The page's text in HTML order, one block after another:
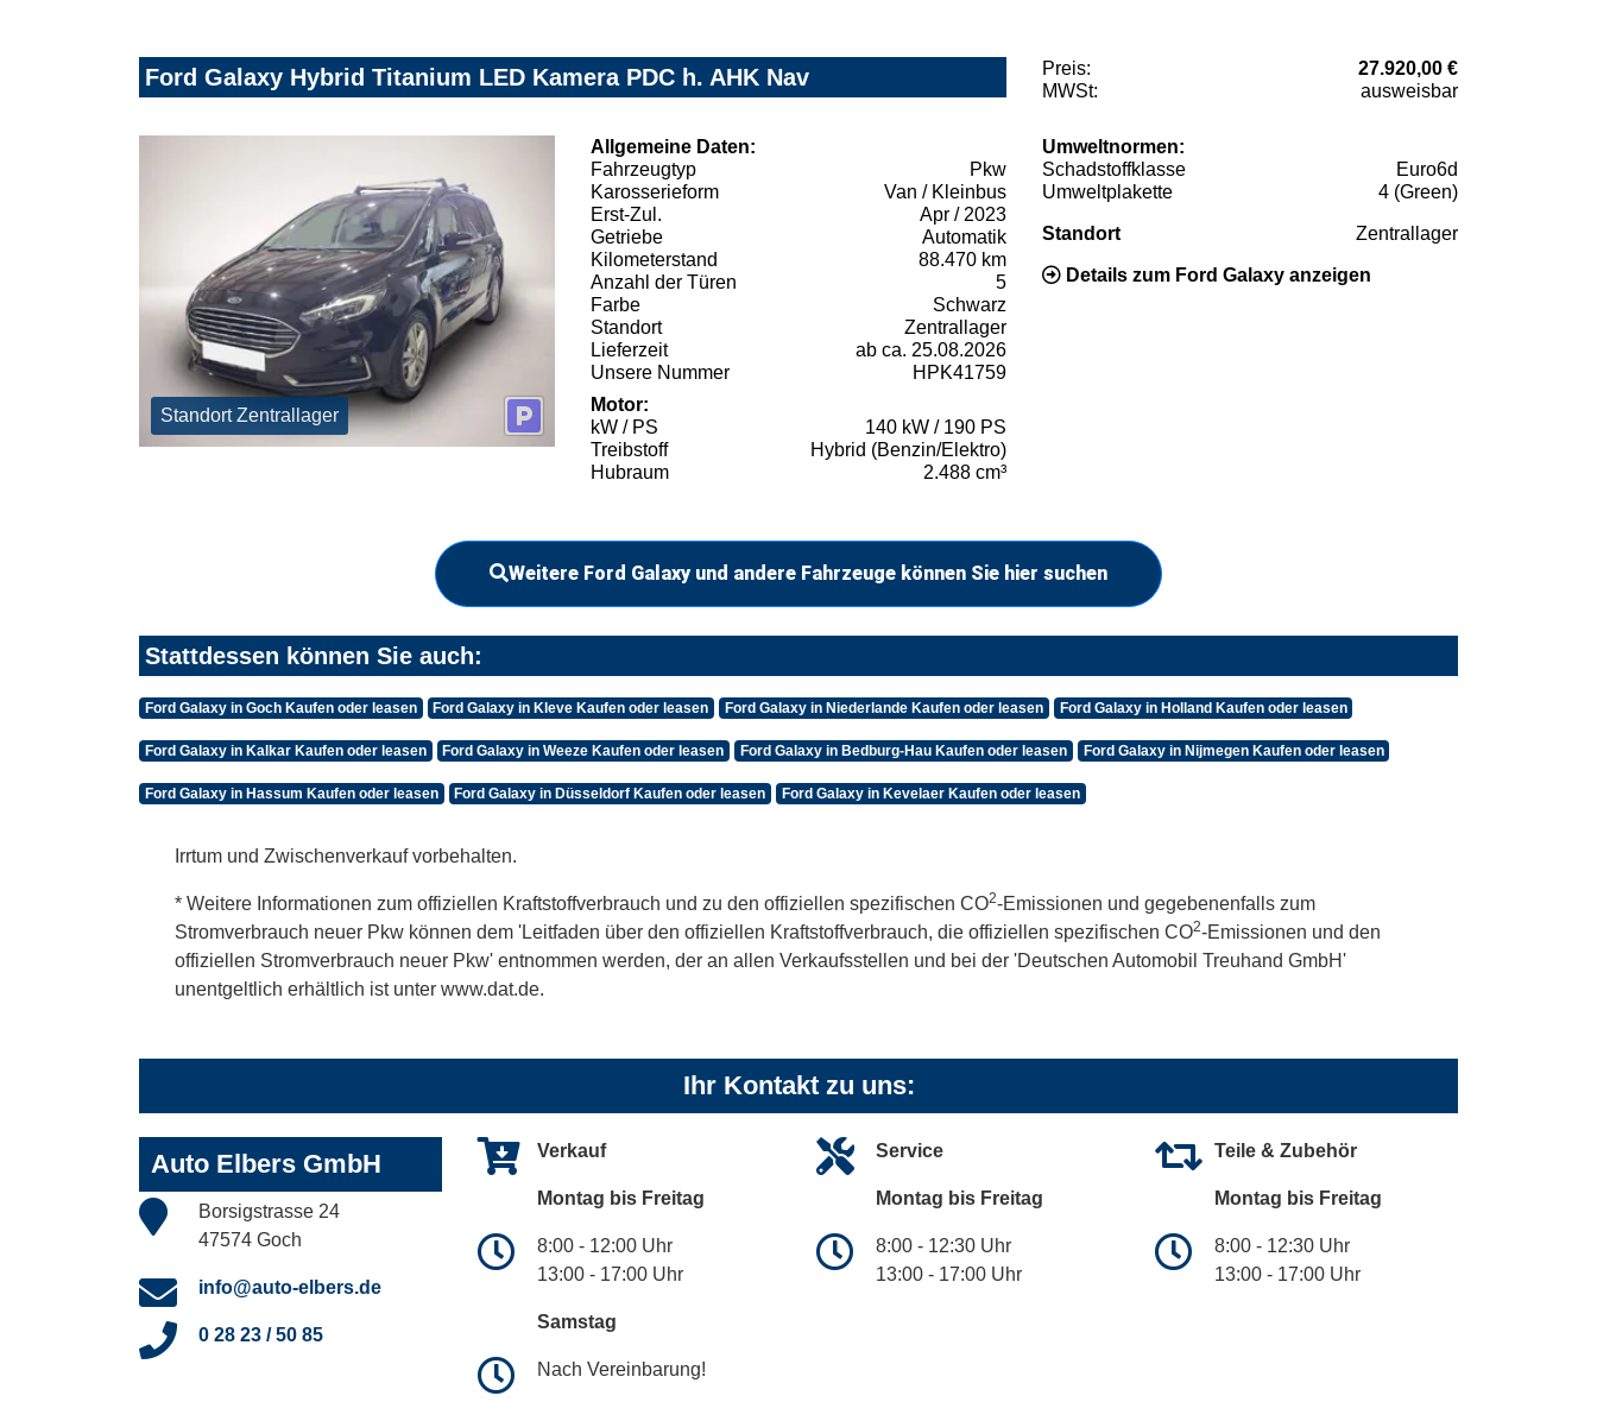
Ford Galaxy Hybrid Titanium LED Kamera PDC h. AHK Nav Preis:
27.920,00 €
MWSt:
ausweisbar
Standort Zentrallager
Allgemeine Daten:
Fahrzeugtyp
Pkw
Karosserieform
Van / Kleinbus
Erst-Zul.
Apr / 2023
Getriebe
Automatik
Kilometerstand
88.470 km
Anzahl der Türen
5
Farbe
Schwarz
Standort
Zentrallager
Lieferzeit
ab ca. 25.08.2026
Unsere Nummer
HPK41759
Motor:
kW / PS
140 kW / 190 PS
Treibstoff
Hybrid (Benzin/Elektro)
Hubraum
2.488 cm³
Umweltnormen:
Schadstoffklasse
Euro6d
Umweltplakette
4 (Green)
Standort Zentrallager
Details zum Ford Galaxy anzeigen
Weitere Ford Galaxy und andere Fahrzeuge können Sie hier suchen
Stattdessen können Sie auch:
Ford Galaxy in Goch Kaufen oder leasen Ford Galaxy in Kleve Kaufen oder leasen Ford Galaxy in Niederlande Kaufen oder leasen Ford Galaxy in Holland Kaufen oder leasen
Ford Galaxy in Kalkar Kaufen oder leasen Ford Galaxy in Weeze Kaufen oder leasen Ford Galaxy in Bedburg-Hau Kaufen oder leasen Ford Galaxy in Nijmegen Kaufen oder leasen
Ford Galaxy in Hassum Kaufen oder leasen Ford Galaxy in Düsseldorf Kaufen oder leasen Ford Galaxy in Kevelaer Kaufen oder leasen
Irrtum und Zwischenverkauf vorbehalten.
* Weitere Informationen zum offiziellen Kraftstoffverbrauch und zu den offiziellen spezifischen CO2-Emissionen und gegebenenfalls zum
Stromverbrauch neuer Pkw können dem 'Leitfaden über den offiziellen Kraftstoffverbrauch, die offiziellen spezifischen CO2-Emissionen und den
offiziellen Stromverbrauch neuer Pkw' entnommen werden, der an allen Verkaufsstellen und bei der 'Deutschen Automobil Treuhand GmbH'
unentgeltlich erhältlich ist unter www.dat.de.
Ihr Kontakt zu uns:
Auto Elbers GmbH
Borsigstrasse 24
47574 Goch
info@auto-elbers.de
0 28 23 / 50 85
Verkauf
Montag bis Freitag
8:00 - 12:00 Uhr
13:00 - 17:00 Uhr
Samstag
Nach Vereinbarung!
Service
Montag bis Freitag
8:00 - 12:30 Uhr
13:00 - 17:00 Uhr
Teile & Zubehör
Montag bis Freitag
8:00 - 12:30 Uhr
13:00 - 17:00 Uhr